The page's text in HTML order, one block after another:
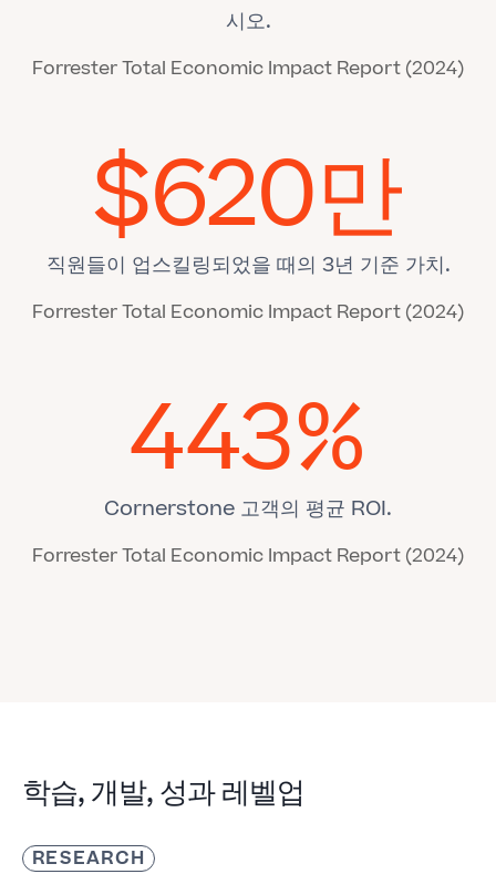
시오.
Forrester Total Economic Impact Report (2024)
$620만
직원들이 업스킬링되었을 때의 3년 기준 가치.
Forrester Total Economic Impact Report (2024)
443%
Cornerstone 고객의 평균 ROI.
Forrester Total Economic Impact Report (2024)
학습, 개발, 성과 레벨업
RESEARCH